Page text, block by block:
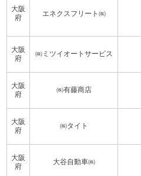
大阪
府
エネクスフリート㈱
大阪
府
㈱ミツイオートサービス
大阪
府
㈱有藤商店
大阪
府
㈱タイト
大阪
府
大谷自動車㈱